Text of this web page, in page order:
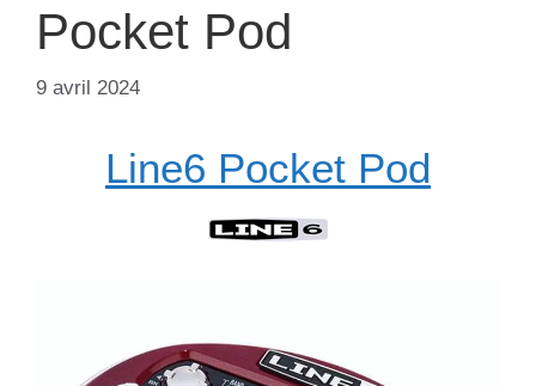
Pocket Pod
9 avril 2024
Line6 Pocket Pod